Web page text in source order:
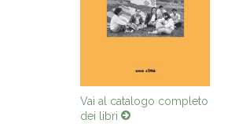
Vai al catalogo completo
dei libri